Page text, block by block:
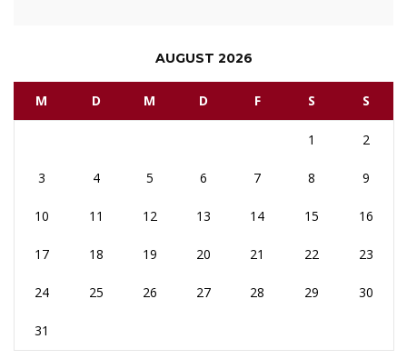
AUGUST 2026
M D M D F S S
1 2
3 4 5 6 7 8 9
10 11 12 13 14 15 16
17 18 19 20 21 22 23
24 25 26 27 28 29 30
31